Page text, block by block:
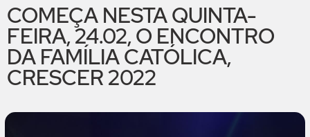
COMEÇA NESTA QUINTA-
FEIRA, 24.02, O ENCONTRO
DA FAMÍLIA CATÓLICA,
CRESCER 2022